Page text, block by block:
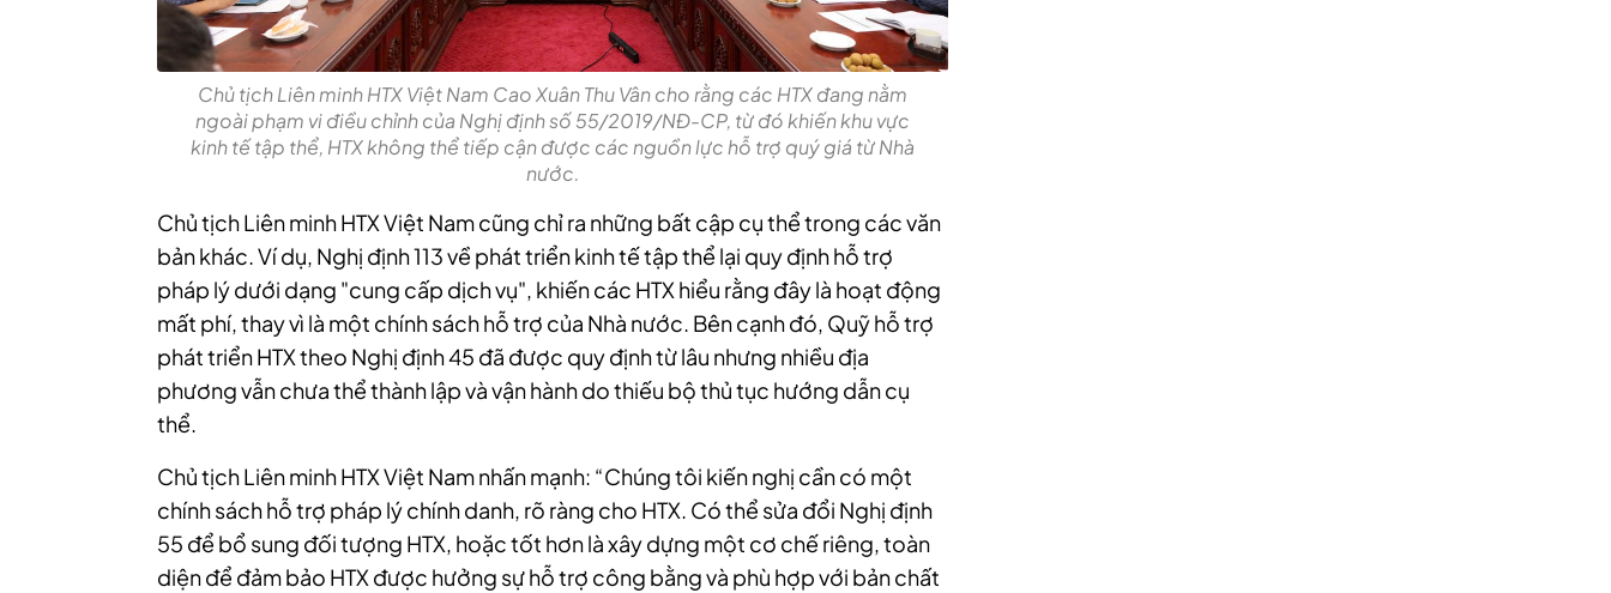
Chủ tịch Liên minh HTX Việt Nam Cao Xuân Thu Vân cho rằng các HTX đang nằm
ngoài phạm vi điều chỉnh của Nghị định số 55/2019/NĐ-CP, từ đó khiến khu vực
kinh tế tập thể, HTX không thể tiếp cận được các nguồn lực hỗ trợ quý giá từ Nhà
nước.
Chủ tịch Liên minh HTX Việt Nam cũng chỉ ra những bất cập cụ thể trong các văn
bản khác. Ví dụ, Nghị định 113 về phát triển kinh tế tập thể lại quy định hỗ trợ
pháp lý dưới dạng "cung cấp dịch vụ", khiến các HTX hiểu rằng đây là hoạt động
mất phí, thay vì là một chính sách hỗ trợ của Nhà nước. Bên cạnh đó, Quỹ hỗ trợ
phát triển HTX theo Nghị định 45 đã được quy định từ lâu nhưng nhiều địa
phương vẫn chưa thể thành lập và vận hành do thiếu bộ thủ tục hướng dẫn cụ
thể.
Chủ tịch Liên minh HTX Việt Nam nhấn mạnh: “Chúng tôi kiến nghị cần có một
chính sách hỗ trợ pháp lý chính danh, rõ ràng cho HTX. Có thể sửa đổi Nghị định
55 để bổ sung đối tượng HTX, hoặc tốt hơn là xây dựng một cơ chế riêng, toàn
diện để đảm bảo HTX được hưởng sự hỗ trợ công bằng và phù hợp với bản chất